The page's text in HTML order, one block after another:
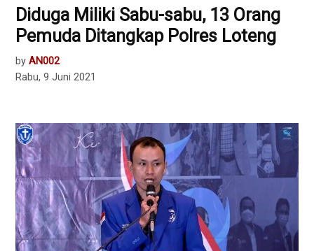
Diduga Miliki Sabu-sabu, 13 Orang
Pemuda Ditangkap Polres Loteng
by AN002
Rabu, 9 Juni 2021